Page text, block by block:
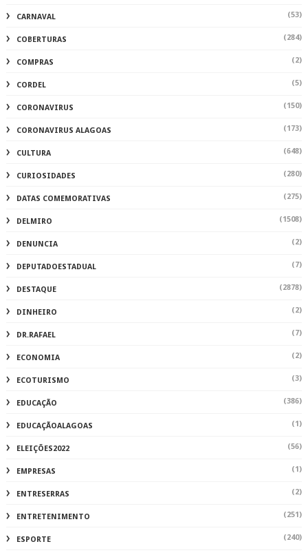
CARNAVAL (53)
COBERTURAS (284)
COMPRAS (2)
CORDEL (5)
CORONAVIRUS (150)
CORONAVIRUS ALAGOAS (173)
CULTURA (648)
CURIOSIDADES (280)
DATAS COMEMORATIVAS (275)
DELMIRO (1508)
DENUNCIA (2)
DEPUTADOESTADUAL (7)
DESTAQUE (2878)
DINHEIRO (2)
DR.RAFAEL (7)
ECONOMIA (2)
ECOTURISMO (3)
EDUCAÇÃO (386)
EDUCAÇÃOALAGOAS (1)
ELEIÇÕES2022 (56)
EMPRESAS (1)
ENTRESERRAS (2)
ENTRETENIMENTO (251)
ESPORTE (240)